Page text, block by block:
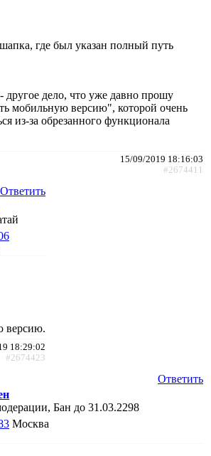
где был указан полный путь
другое дело, что уже давно прошу
мобильную версию", которой очень
из-за обрезанного функционала
15/09/2019 18:16:03
#2674411
Ответить
версию.
18:29:02
#2674423
Ответить
Бан до 31.03.2298
Москва